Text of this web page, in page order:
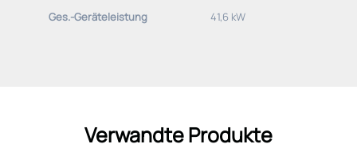
Ges.-Geräteleistung 41,6 kW
Verwandte Produkte